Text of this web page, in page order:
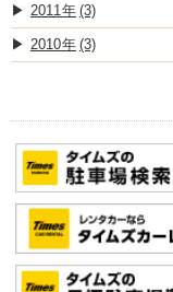
2011 (3)
2010 (3)